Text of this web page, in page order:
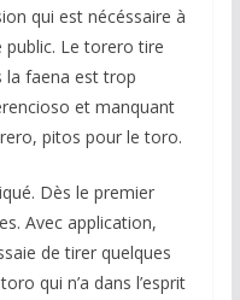
qui est nécéssaire à
public. Le torero tire
la faena est trop
et manquant
pitos pour le toro.
Dès le premier
Avec application,
de tirer quelques
qui n’a dans l’esprit